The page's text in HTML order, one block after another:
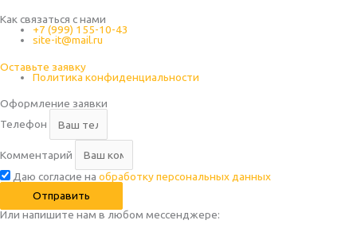
Как связаться с нами
+7 (999) 155-10-43
site-it@mail.ru
Оставьте заявку
Политика конфиденциальности
Оформление заявки
Телефон
Комментарий
Даю согласие на обработку персональных данных
Отправить
Или напишите нам в любом месcенджере: